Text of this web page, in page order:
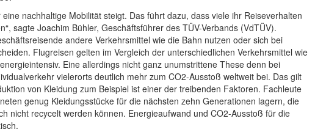
nachhaltige Mobilität steigt. Das führt dazu, dass viele ihr Reiseverhalten
sagte Joachim Bühler, Geschäftsführer des TÜV-Verbands (VdTÜV).
andere Verkehrsmittel wie die Bahn nutzen oder sich bei
Flugreisen gelten im Vergleich der unterschiedlichen Verkehrsmittel wie
Eine allerdings nicht ganz unumstrittene These denn bei
vielerorts deutlich mehr zum CO2-Ausstoß weltweit bei. Das gilt
von Kleidung zum Beispiel ist einer der treibenden Faktoren. Fachleute
genug Kleidungsstücke für die nächsten zehn Generationen lagern, die
nicht recycelt werden können. Energieaufwand und CO2-Ausstoß für die